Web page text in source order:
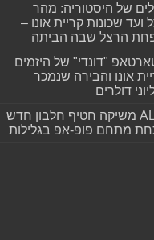
של היסטוריה: מהר
ועד שכונות קריית אונו –
הרצל שבה הביתה
"דונדי" של היזמים
אונו והבירה שנמכר
דולרים
ALLIN משיקה חטיף חלבון חדש
מתחם פופ-אפ בגלילות